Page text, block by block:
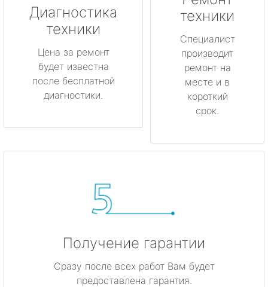
Диагностика
техники
Цена за ремонт
будет известна
после бесплатной
диагностики.
техники
Специалист
производит
ремонт на
месте и в
короткий
срок.
Получение гарантии
Сразу после всех работ Вам будет
предоставлена гарантия.